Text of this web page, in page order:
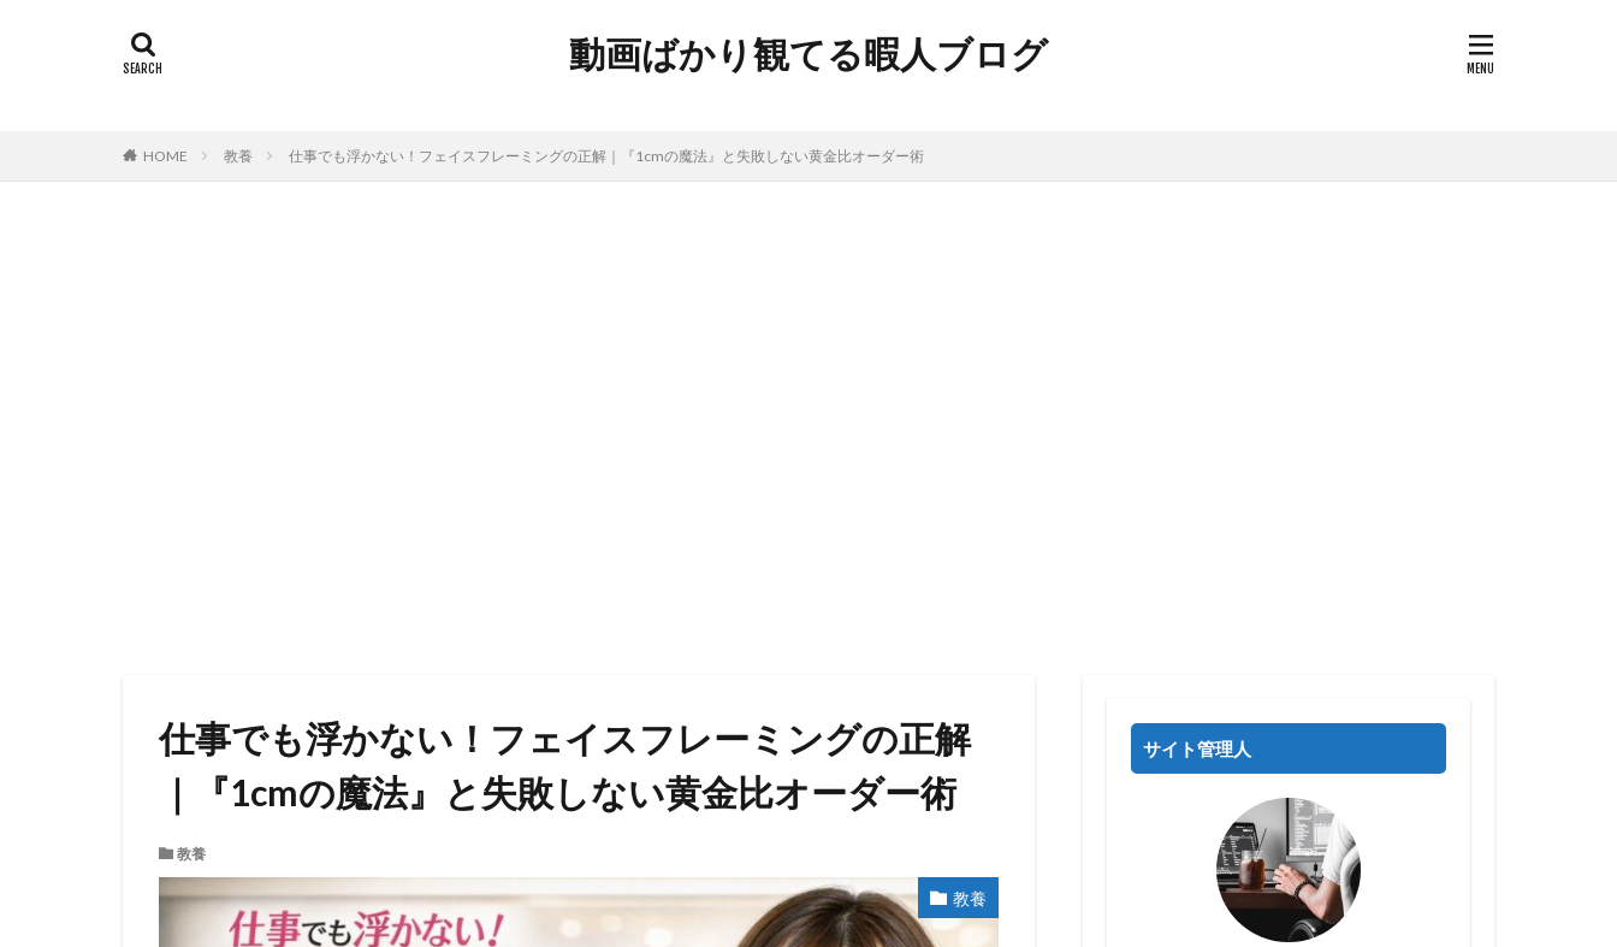
動画ばかり観てる暇人ブログ
HOME 教養 仕事でも浮かない！フェイスフレーミングの正解｜『1cmの魔法』と失敗しない黄金比オーダー術
仕事でも浮かない！フェイスフレーミングの正解
｜『1cmの魔法』と失敗しない黄金比オーダー術
教養
教養
サイト管理人